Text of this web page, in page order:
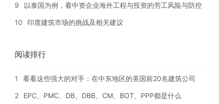
9 以泰国为例，看中资企业海外工程与投资的劳工风险与防控
10 印度建筑市场的挑战及相关建议
阅读排行
1 看看这些强大的对手：在中东地区的美国前20名建筑公司
2 EPC、PMC、DB、DBB、CM、BOT、PPP都是什么